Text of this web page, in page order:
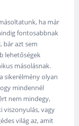
ha már
fontosabbnak
bár azt sem
lehetőségek
másolásnak.
sikerélmény olyan
mindennél
nem mindegy,
viszonyulás, vagy
világ az, amit